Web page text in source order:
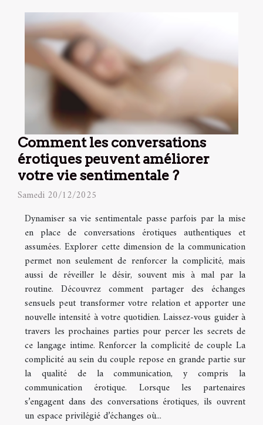
Comment les conversations
érotiques peuvent améliorer
votre vie sentimentale ?
Samedi 20/12/2025
Dynamiser sa vie sentimentale passe parfois par la mise
en place de conversations érotiques authentiques et
assumées. Explorer cette dimension de la communication
permet non seulement de renforcer la complicité, mais
aussi de réveiller le désir, souvent mis à mal par la
routine. Découvrez comment partager des échanges
sensuels peut transformer votre relation et apporter une
nouvelle intensité à votre quotidien. Laissez-vous guider à
travers les prochaines parties pour percer les secrets de
ce langage intime. Renforcer la complicité de couple La
complicité au sein du couple repose en grande partie sur
la qualité de la communication, y compris la
communication érotique. Lorsque les partenaires
s’engagent dans des conversations érotiques, ils ouvrent
un espace privilégié d’échanges où...